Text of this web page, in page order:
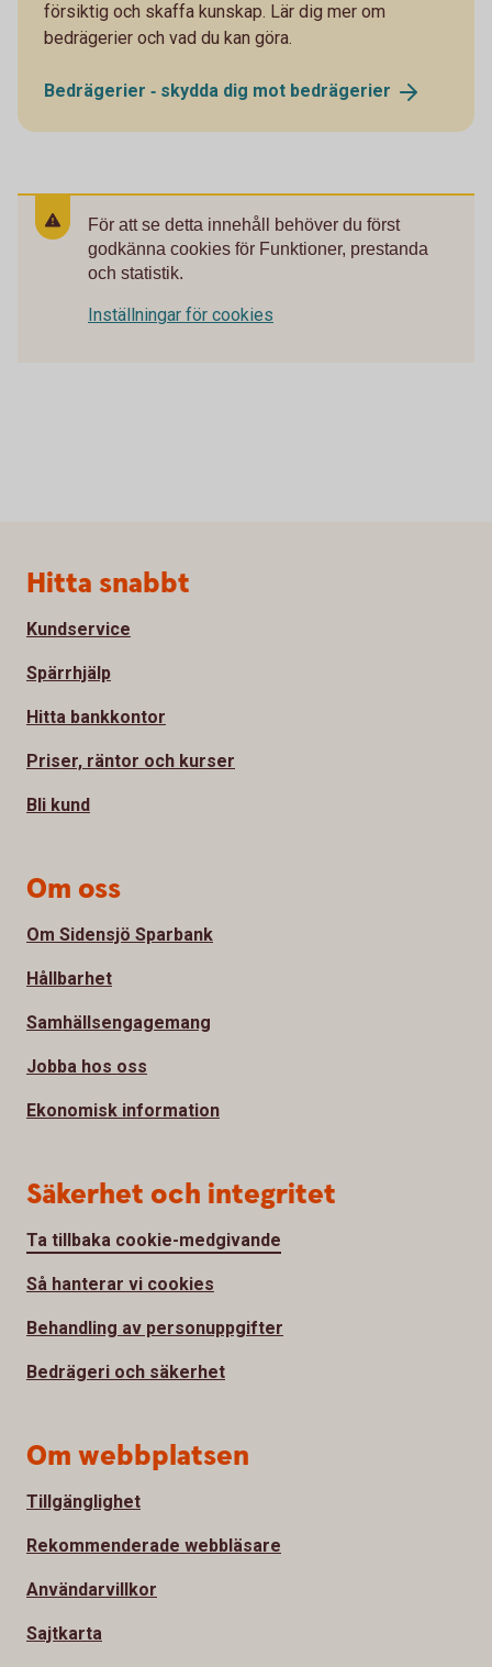
försiktig och skaffa kunskap. Lär dig mer om
bedrägerier och vad du kan göra.
Bedrägerier ‐ skydda dig mot bedrägerier
För att se detta innehåll behöver du först
godkänna cookies för Funktioner, prestanda
och statistik.
Inställningar för cookies
Sidfot
Hitta snabbt
Kundservice
Spärrhjälp
Hitta bankkontor
Priser, räntor och kurser
Bli kund
Om oss
Om Sidensjö Sparbank
Hållbarhet
Samhällsengagemang
Jobba hos oss
Ekonomisk information
Säkerhet och integritet
Ta tillbaka cookie-medgivande
Så hanterar vi cookies
Behandling av personuppgifter
Bedrägeri och säkerhet
Om webbplatsen
Tillgänglighet
Rekommenderade webbläsare
Användarvillkor
Sajtkarta